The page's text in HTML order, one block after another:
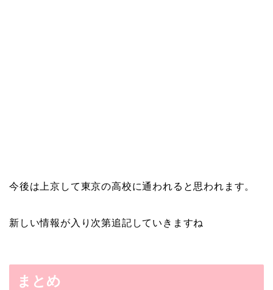
今後は上京して東京の高校に通われると思われます。
新しい情報が入り次第追記していきますね
まとめ